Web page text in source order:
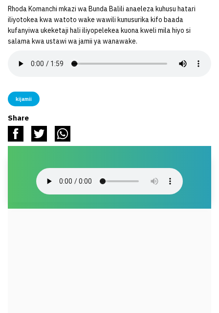
Rhoda Komanchi mkazi wa Bunda Balili anaeleza kuhusu hatari
iliyotokea kwa watoto wake wawili kunusurika kifo baada
kufanyiwa ukeketaji hali iliyopelekea kuona kweli mila hiyo si
salama kwa ustawi wa jamii ya wanawake.
kijamii
Share